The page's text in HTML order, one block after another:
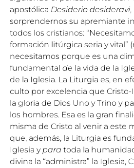
apostólica Desiderio desideravi
sorprendernos su apremiante
todos los cristianos:
formación litúrgica seria y vital”
necesitamos porque es una
fundamental de la vida de la
de la Iglesia. La Liturgia es, en
culto por excelencia que Cristo-
la gloria de Dios Uno y Trino y
los hombres. Esa es la gran
misma de Cristo al venir a este
que, además, la Liturgia es
Iglesia y para toda la
divina la “administra” la Iglesia,